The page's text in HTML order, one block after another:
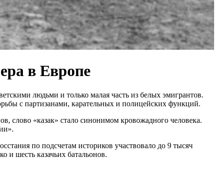
в Европе
людьми и только малая часть из белых эмигрантов.
с партизанами, карательных и полицейских функций.
слово «казак» стало синонимом кровожадного человека.
по подсчетам историков участвовало до 9 тысяч
и шесть казачьих батальонов.